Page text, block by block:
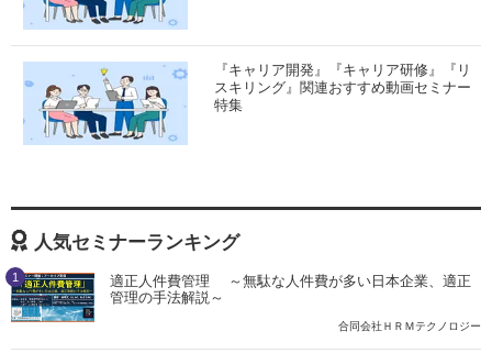
『キャリア開発』『キャリア研修』『リ
スキリング』関連おすすめ動画セミナー
特集
人気セミナーランキング
1
適正人件費管理 ～無駄な人件費が多い日本企業、適正
管理の手法解説～
合同会社ＨＲＭテクノロジー